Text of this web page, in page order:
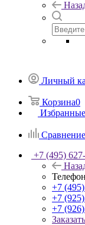
Личный
Корзина0
+7 (495)
+7
+7
+7